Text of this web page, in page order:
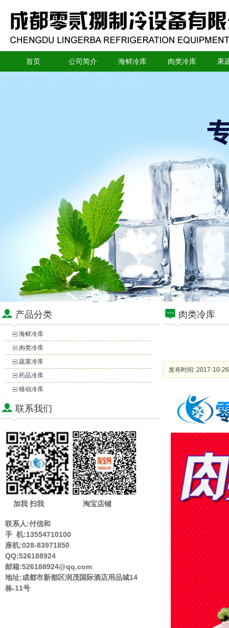
首页 公司简介 海鲜冷库 肉类冷库 果
产品分类
海鲜冷库
肉类冷库
蔬菜冷库
药品冷库
移动冷库
联系我们
加我 扫我 淘宝店铺
联系人:付信和
手 机:13554710100
座机:028-83971850
QQ:526188924
邮箱:526188924@qq.com
地址:成都市新都区润茂国际酒店用品城14
栋-11号
肉类冷库
发布时间: 2017-10-